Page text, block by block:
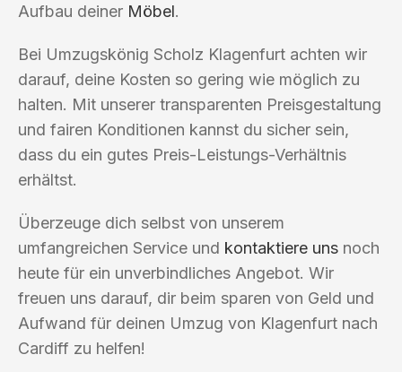
Aufbau deiner Möbel.
Bei Umzugskönig Scholz Klagenfurt achten wir
darauf, deine Kosten so gering wie möglich zu
halten. Mit unserer transparenten Preisgestaltung
und fairen Konditionen kannst du sicher sein,
dass du ein gutes Preis-Leistungs-Verhältnis
erhältst.
Überzeuge dich selbst von unserem
umfangreichen Service und kontaktiere uns noch
heute für ein unverbindliches Angebot. Wir
freuen uns darauf, dir beim sparen von Geld und
Aufwand für deinen Umzug von Klagenfurt nach
Cardiff zu helfen!